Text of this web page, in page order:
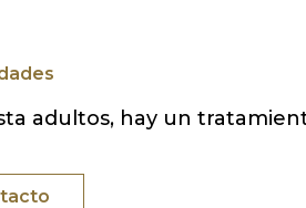
adultos, hay un